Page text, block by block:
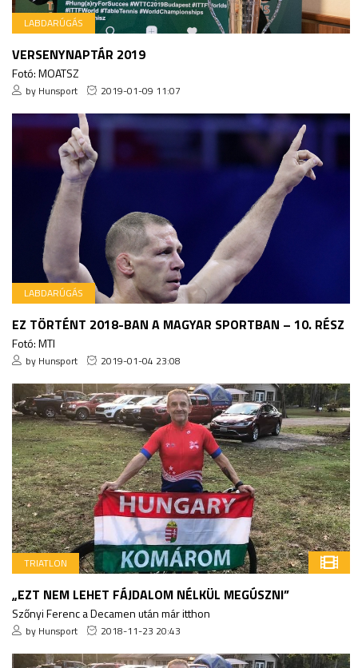
LABDARÚGÁS
VERSENYNAPTÁR 2019
Fotó: MOATSZ
by Hunsport 2019-01-09 11:07
LABDARÚGÁS
EZ TÖRTÉNT 2018-BAN A MAGYAR SPORTBAN – 10. RÉSZ
Fotó: MTI
by Hunsport 2019-01-04 23:08
TRIATLON
„EZT NEM LEHET FÁJDALOM NÉLKÜL MEGÚSZNI”
Szőnyi Ferenc a Decamen után már itthon
by Hunsport 2018-11-23 20:43